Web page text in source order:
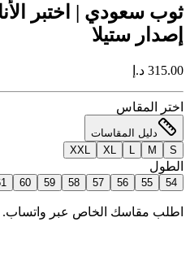
ثوب سعودي | اختبر
إصدار ستيلا
315.00 د.إ
اختر المقاس
دليل المقاسات
S
M
XL
XXL
الطول
54
55
56
57
58
59
60
اطلب مقاسك الخاص عبر واتساب.